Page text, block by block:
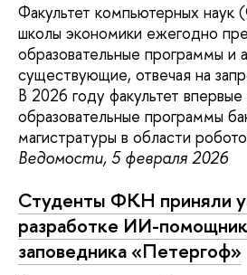
Факультет компьютерных
школы экономики ежегодно
образовательные программы и
существующие, отвечая на
В 2026 году факультет впервые
образовательные программы
магистратуры в области
Ведомости, 5 февраля 2026
Студенты ФКН приняли
разработке ИИ-
заповедника «Петергоф»